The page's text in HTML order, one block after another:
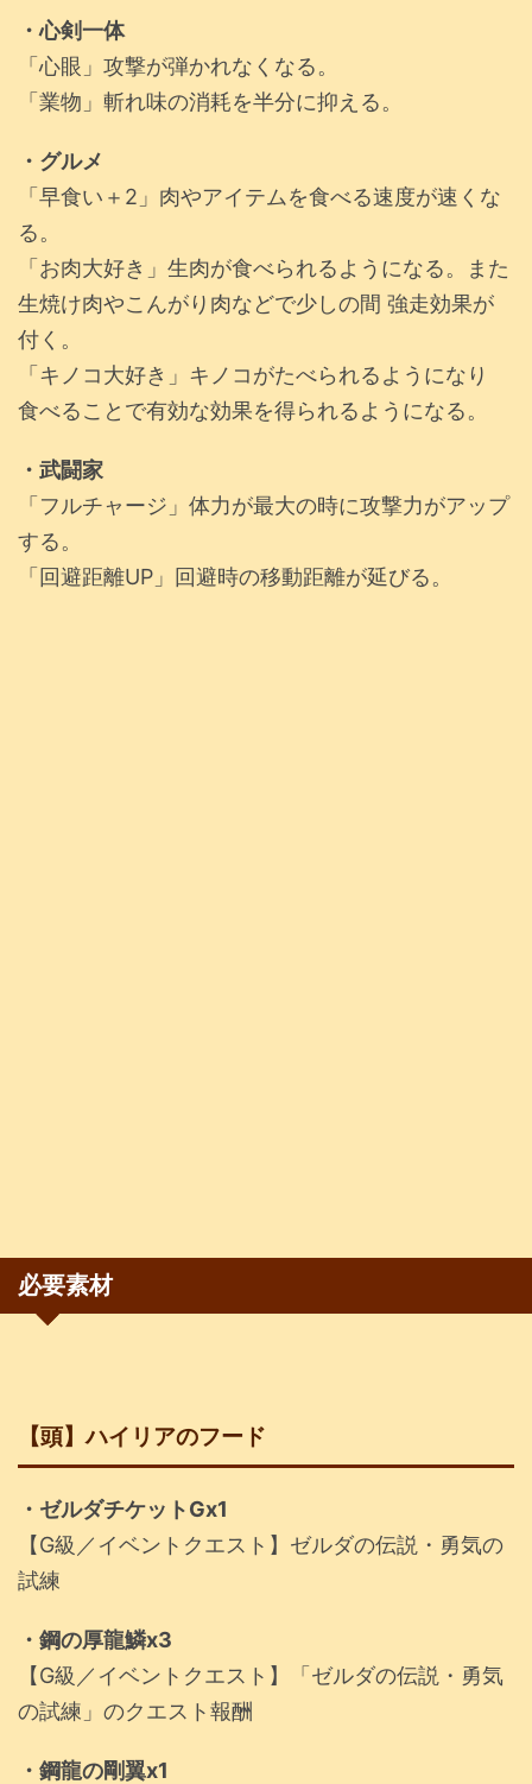
・心剣一体
「心眼」攻撃が弾かれなくなる。
「業物」斬れ味の消耗を半分に抑える。
・グルメ
「早食い＋2」肉やアイテムを食べる速度が速くな
る。
「お肉大好き」生肉が食べられるようになる。また
生焼け肉やこんがり肉などで少しの間 強走効果が
付く。
「キノコ大好き」キノコがたべられるようになり
食べることで有効な効果を得られるようになる。
・武闘家
「フルチャージ」体力が最大の時に攻撃力がアップ
する。
「回避距離UP」回避時の移動距離が延びる。
必要素材
【頭】ハイリアのフード
・ゼルダチケットGx1
【G級／イベントクエスト】ゼルダの伝説・勇気の
試練
・鋼の厚龍鱗x3
【G級／イベントクエスト】「ゼルダの伝説・勇気
の試練」のクエスト報酬
・鋼龍の剛翼x1